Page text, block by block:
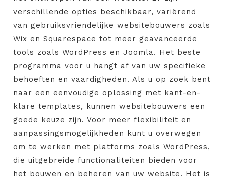
verschillende opties beschikbaar, variërend
van gebruiksvriendelijke websitebouwers zoals
Wix en Squarespace tot meer geavanceerde
tools zoals WordPress en Joomla. Het beste
programma voor u hangt af van uw specifieke
behoeften en vaardigheden. Als u op zoek bent
naar een eenvoudige oplossing met kant-en-
klare templates, kunnen websitebouwers een
goede keuze zijn. Voor meer flexibiliteit en
aanpassingsmogelijkheden kunt u overwegen
om te werken met platforms zoals WordPress,
die uitgebreide functionaliteiten bieden voor
het bouwen en beheren van uw website. Het is